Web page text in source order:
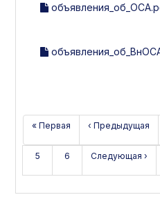
« Первая ‹ Предыдущая
5 6 Следующая ›